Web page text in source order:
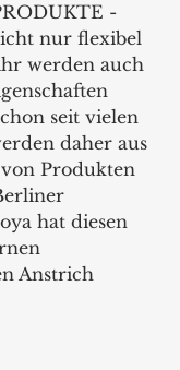
nur flexibel
werden auch
seit vielen
daher aus
Produkten
hat diesen
Anstrich